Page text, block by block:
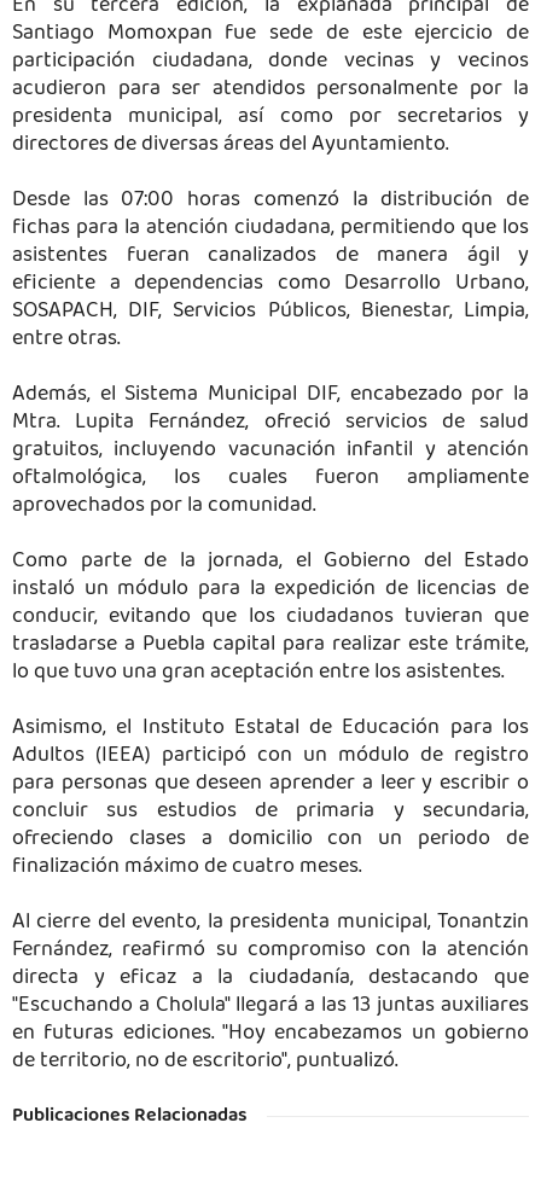
Santiago Momoxpan fue sede de este ejercicio de
participación ciudadana, donde vecinas y vecinos
acudieron para ser atendidos personalmente por la
presidenta municipal, así como por secretarios y
directores de diversas áreas del Ayuntamiento.
Desde las 07:00 horas comenzó la distribución de
fichas para la atención ciudadana, permitiendo que los
asistentes fueran canalizados de manera ágil y
eficiente a dependencias como Desarrollo Urbano,
SOSAPACH, DIF, Servicios Públicos, Bienestar, Limpia,
entre otras.
Además, el Sistema Municipal DIF, encabezado por la
Mtra. Lupita Fernández, ofreció servicios de salud
gratuitos, incluyendo vacunación infantil y atención
oftalmológica, los cuales fueron ampliamente
aprovechados por la comunidad.
Como parte de la jornada, el Gobierno del Estado
instaló un módulo para la expedición de licencias de
conducir, evitando que los ciudadanos tuvieran que
trasladarse a Puebla capital para realizar este trámite,
lo que tuvo una gran aceptación entre los asistentes.
Asimismo, el Instituto Estatal de Educación para los
Adultos (IEEA) participó con un módulo de registro
para personas que deseen aprender a leer y escribir o
concluir sus estudios de primaria y secundaria,
ofreciendo clases a domicilio con un periodo de
finalización máximo de cuatro meses.
Al cierre del evento, la presidenta municipal, Tonantzin
Fernández, reafirmó su compromiso con la atención
directa y eficaz a la ciudadanía, destacando que
"Escuchando a Cholula" llegará a las 13 juntas auxiliares
en futuras ediciones. "Hoy encabezamos un gobierno
de territorio, no de escritorio", puntualizó.
Publicaciones Relacionadas